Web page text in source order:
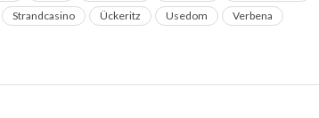
Strandcasino Ückeritz Usedom Verbena